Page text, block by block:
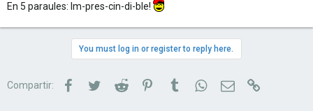
En 5 paraules: Im-pres-cin-di-ble!
You must log in or register to reply here.
Compartir: FacebookTwitterReddit PinterestTumblrWhatsAppCorreu electrònic